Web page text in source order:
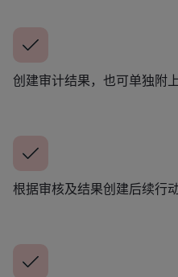
创建审计结果，也可单独附
根据审核及结果创建后续行